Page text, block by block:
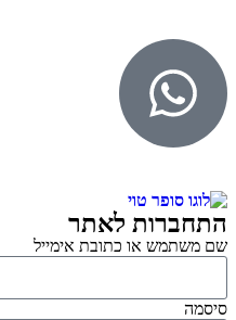
התחברות לאתר
שם משתמש או כתובת אימייל
סיסמה